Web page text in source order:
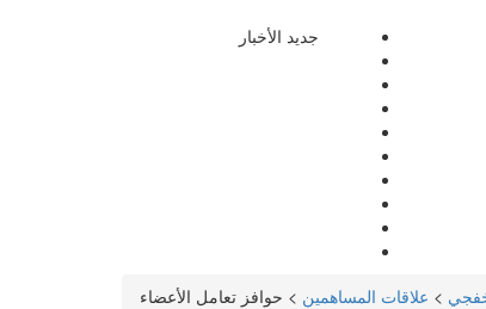
جديد الأخبار
> علاقات المساهمين > حوافز تعامل الأعضاء